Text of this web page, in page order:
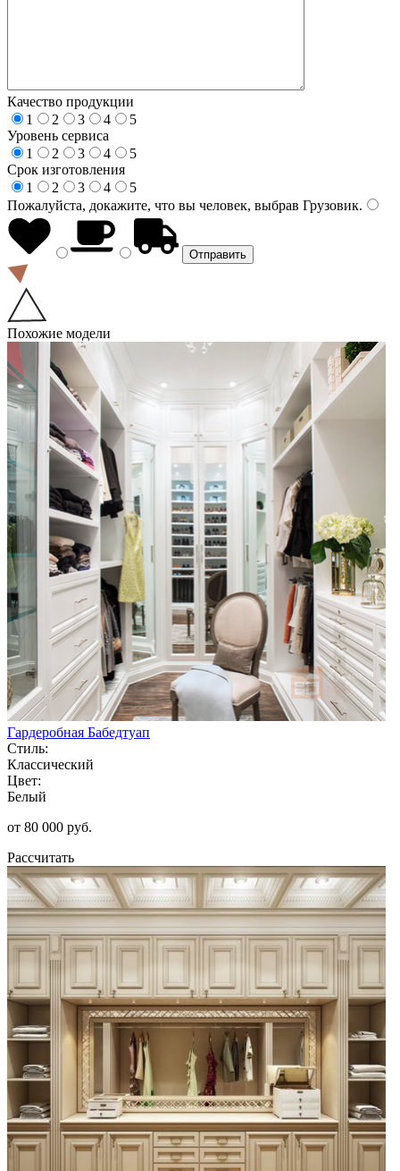
Качество продукции
1
2 3 4
5
Уровень сервиса
1
2 3 4
5
Срок изготовления
1
2 3 4
5
Пожалуйста, докажите, что вы человек, выбрав Грузовик.
Похожие модели
Гардеробная Бабедтуап
Стиль:
Классический
Цвет:
Белый
от 80 000 руб.
Рассчитать